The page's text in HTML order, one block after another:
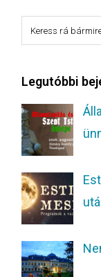
Legutóbbi